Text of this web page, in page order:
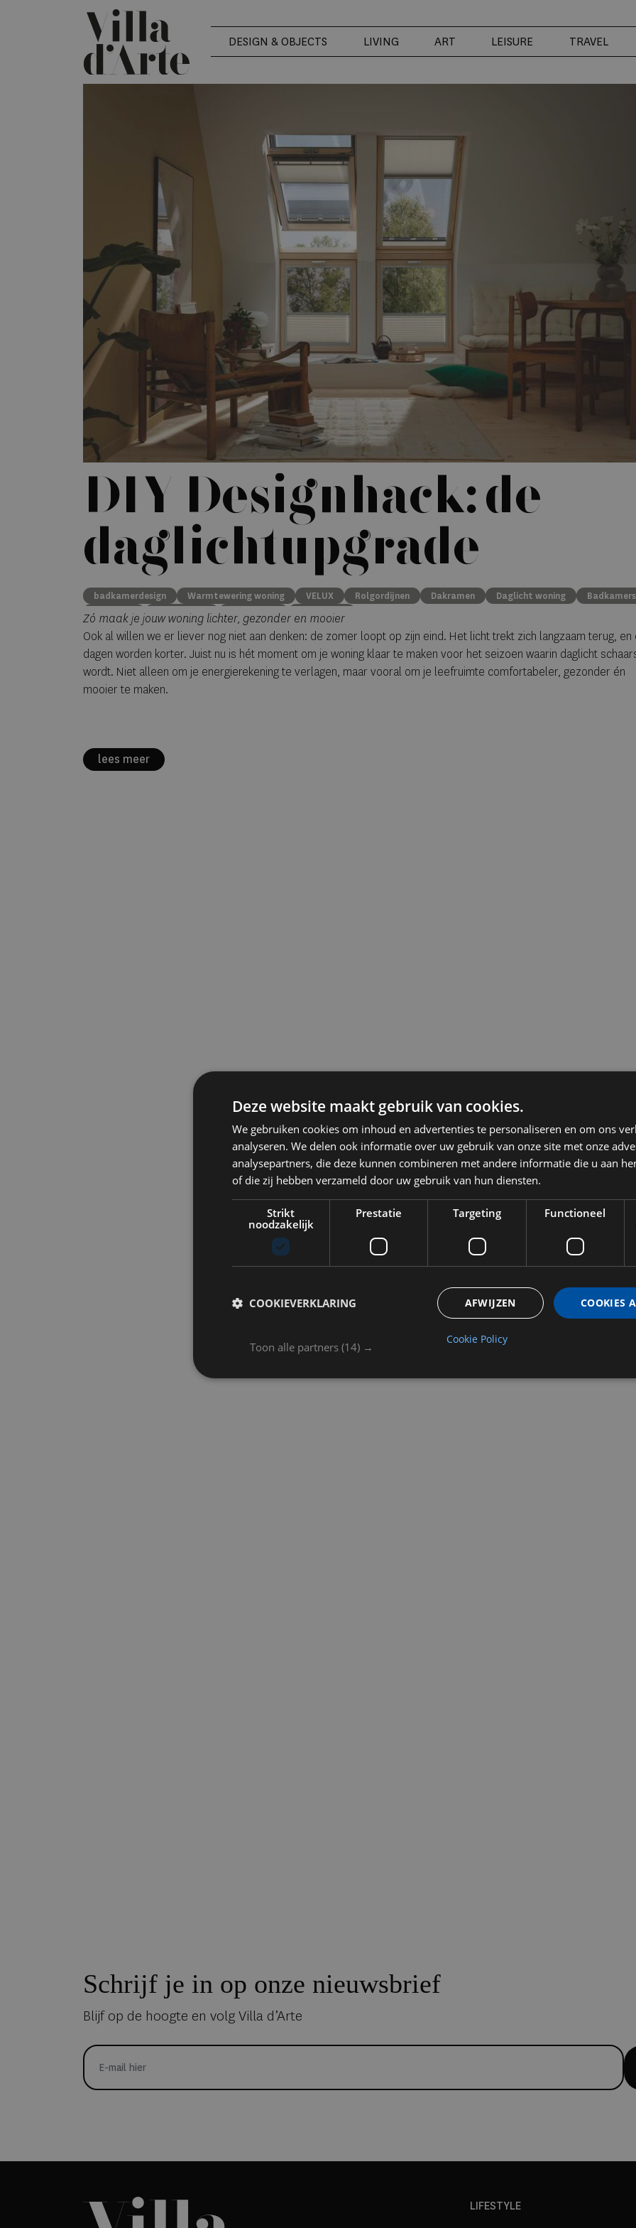
DESIGN & OBJECTS LIVING ART LEISURE TRAVEL
DIY Designhack: de
daglichtupgrade
badkamerdesign Warmtewering woning VELUX Rolgordijnen Dakramen Daglicht woning
Badkamers
Dakkapel
Slaapkamer Bovenlicht
Zó maak je jouw woning lichter, gezonder en mooier
Ook al willen we er liever nog niet aan denken: de zomer loopt op zijn eind. Het licht trekt zich langzaam terug, en
dagen worden korter. Juist nu is hét moment om je woning klaar te maken voor het seizoen waarin daglicht
wordt. Niet alleen om je energierekening te verlagen, maar vooral om je leefruimte comfortabeler, gezonder én
mooier te maken.
lees meer
Schrijf je in op onze nieuwsbrief
Blijf op de hoogte en volg Villa d’Arte
LIFESTYLE
Deze website maakt gebruik van cookies.
We gebruiken cookies om inhoud en advertenties te personaliseren en om ons
analyseren. We delen ook informatie over uw gebruik van onze site met onze
analysepartners, die deze kunnen combineren met andere informatie die u aan
of die zij hebben verzameld door uw gebruik van hun diensten.
Toon alle partners (14) →
Strikt
noodzakelijk
Prestatie Targeting Functioneel
COOKIES
AFWIJZEN
COOKIEVERKLARING
Cookie Policy